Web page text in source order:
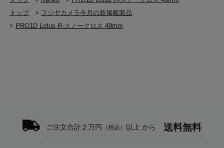
・撮影条件によっては網目状のフレアを生じる場合があ
ります。（逆光時、強い光源のある時）
トップ
> フジヤカメラ今月の新掲載製品
> PRO1D Lotus R-スノークロス 49mm
ご注文合計２万円 （税込） 以上 から 送料無料